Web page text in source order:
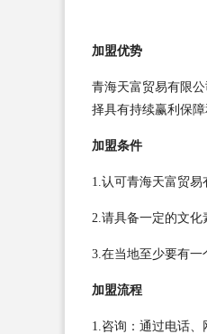
加盟优势
青海天富贸易有限
择具有持续赢利保
加盟条件
1.认可青海天富贸易
2.请具备一定的文化
3.在当地至少要有一
加盟流程
1.咨询：通过电话、